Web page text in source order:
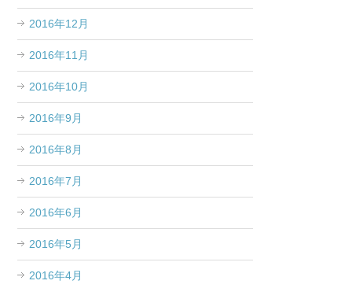
2016年12月
2016年11月
2016年10月
2016年9月
2016年8月
2016年7月
2016年6月
2016年5月
2016年4月